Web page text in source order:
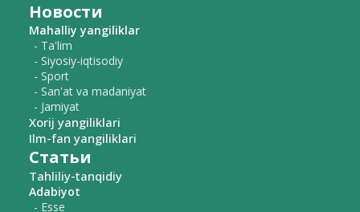
Новости
Mahalliy yangiliklar
- Ta'lim
- Siyosiy-iqtisodiy
- Sport
- San'at va madaniyat
- Jamiyat
Xorij yangiliklari
Ilm-fan yangiliklari
Статьи
Tahliliy-tanqidiy
Adabiyot
- Esse